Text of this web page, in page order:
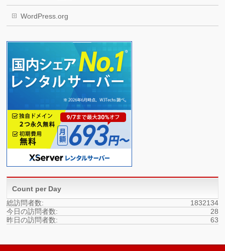
WordPress.org
Count per Day
1832134
総訪問者数:
28
今日の訪問者数:
63
昨日の訪問者数: